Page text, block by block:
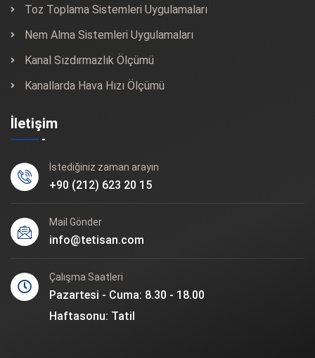
Toz Toplama Sistemleri Uygulamaları
Nem Alma Sistemleri Uygulamaları
Kanal Sızdırmazlık Ölçümü
Kanallarda Hava Hızı Ölçümü
İletişim
İstediğiniz zaman arayın
+90 (212) 623 20 15
Mail Gönder
info@tetisan.com
Çalışma Saatleri
Pazartesi - Cuma: 8.30 - 18.00
Haftasonu: Tatil